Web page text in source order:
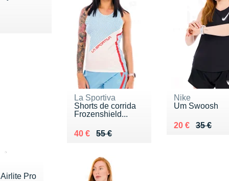
La Sportiva
Shorts de corrida
Frozenshield...
55 €
Au lieu de 55 €
40 €
Vendu 40 €
Nike
Um Swoosh
35 €
Au lieu de 35
20 €
Vendu 20 €
Pro